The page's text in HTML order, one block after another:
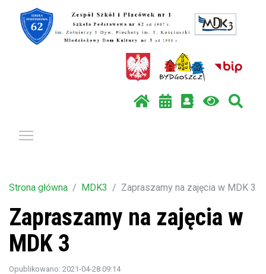
Strona główna MDK3 Zapraszamy na zajęcia w MDK 3
Zapraszamy na zajęcia w
MDK 3
Opublikowano: 2021-04-28 09:14